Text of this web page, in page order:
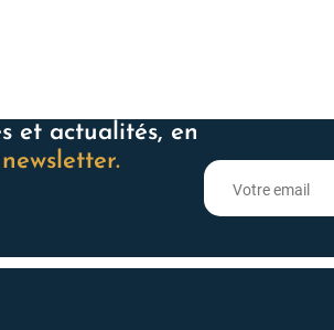
et actualités, en